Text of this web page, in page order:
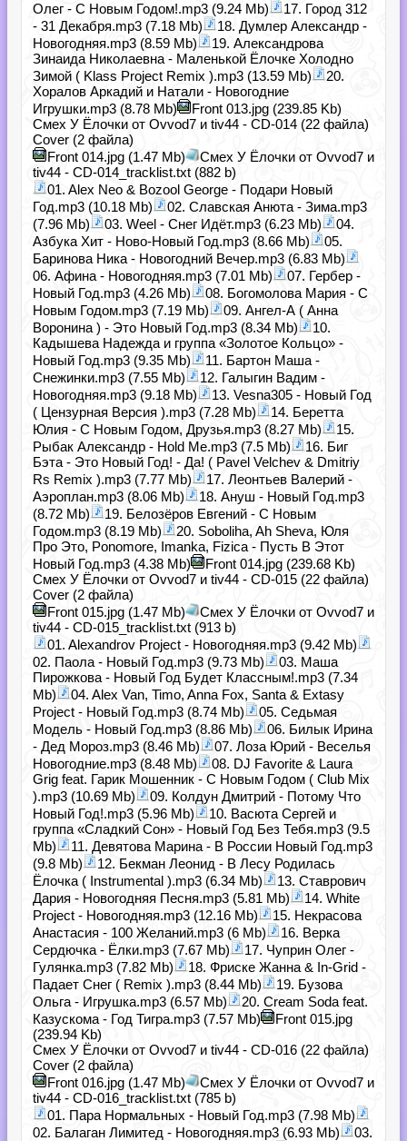
Олег - С Новым Годом!.mp3 (9.24 Mb)
17. Город 312
- 31 Декабря.mp3 (7.18 Mb)
18. Думлер Александр -
Новогодняя.mp3 (8.59 Mb)
19. Александрова
Зинаида Николаевна - Маленькой Ёлочке Холодно
Зимой ( Klass Project Remix ).mp3 (13.59 Mb)
20.
Хоралов Аркадий и Натали - Новогодние
Игрушки.mp3 (8.78 Mb)
Front 013.jpg (239.85 Kb)
Смех У Ёлочки от Ovvod7 и tiv44 - CD-014 (22 файла)
Cover (2 файла)
Front 014.jpg (1.47 Mb)
Смех У Ёлочки от Ovvod7 и
tiv44 - CD-014_tracklist.txt (882 b)
01. Alex Neo & Bozool George - Подари Новый
Год.mp3 (10.18 Mb)
02. Славская Анюта - Зима.mp3
(7.96 Mb)
03. Weel - Снег Идёт.mp3 (6.23 Mb)
04.
Азбука Хит - Ново-Новый Год.mp3 (8.66 Mb)
05.
Баринова Ника - Новогодний Вечер.mp3 (6.83 Mb)
06. Афина - Новогодняя.mp3 (7.01 Mb)
07. Гербер -
Новый Год.mp3 (4.26 Mb)
08. Богомолова Мария - С
Новым Годом.mp3 (7.19 Mb)
09. Ангел-А ( Анна
Воронина ) - Это Новый Год.mp3 (8.34 Mb)
10.
Кадышева Надежда и группа «Золотое Кольцо» -
Новый Год.mp3 (9.35 Mb)
11. Бартон Маша -
Снежинки.mp3 (7.55 Mb)
12. Галыгин Вадим -
Новогодняя.mp3 (9.18 Mb)
13. Vesna305 - Новый Год
( Цензурная Версия ).mp3 (7.28 Mb)
14. Беретта
Юлия - С Новым Годом, Друзья.mp3 (8.27 Mb)
15.
Рыбак Александр - Hold Me.mp3 (7.5 Mb)
16. Биг
Бэта - Это Новый Год! - Да! ( Pavel Velchev & Dmitriy
Rs Remix ).mp3 (7.77 Mb)
17. Леонтьев Валерий -
Аэроплан.mp3 (8.06 Mb)
18. Ануш - Новый Год.mp3
(8.72 Mb)
19. Белозёров Евгений - С Новым
Годом.mp3 (8.19 Mb)
20. Soboliha, Ah Sheva, Юля
Про Это, Ponomore, Imanka, Fizica - Пусть В Этот
Новый Год.mp3 (4.38 Mb)
Front 014.jpg (239.68 Kb)
Смех У Ёлочки от Ovvod7 и tiv44 - CD-015 (22 файла)
Cover (2 файла)
Front 015.jpg (1.47 Mb)
Смех У Ёлочки от Ovvod7 и
tiv44 - CD-015_tracklist.txt (913 b)
01. Alexandrov Project - Новогодняя.mp3 (9.42 Mb)
02. Паола - Новый Год.mp3 (9.73 Mb)
03. Маша
Пирожкова - Новый Год Будет Классным!.mp3 (7.34
Mb)
04. Alex Van, Timo, Anna Fox, Santa & Extasy
Project - Новый Год.mp3 (8.74 Mb)
05. Седьмая
Модель - Новый Год.mp3 (8.86 Mb)
06. Билык Ирина
- Дед Мороз.mp3 (8.46 Mb)
07. Лоза Юрий - Веселья
Новогодние.mp3 (8.48 Mb)
08. DJ Favorite & Laura
Grig feat. Гарик Мошенник - С Новым Годом ( Club Mix
).mp3 (10.69 Mb)
09. Колдун Дмитрий - Потому Что
Новый Год!.mp3 (5.96 Mb)
10. Васюта Сергей и
группа «Сладкий Сон» - Новый Год Без Тебя.mp3 (9.5
Mb)
11. Девятова Марина - В России Новый Год.mp3
(9.8 Mb)
12. Бекман Леонид - В Лесу Родилась
Ёлочка ( Instrumental ).mp3 (6.34 Mb)
13. Ставрович
Дария - Новогодняя Песня.mp3 (5.81 Mb)
14. White
Project - Новогодняя.mp3 (12.16 Mb)
15. Некрасова
Анастасия - 100 Желаний.mp3 (6 Mb)
16. Верка
Сердючка - Ёлки.mp3 (7.67 Mb)
17. Чуприн Олег -
Гулянка.mp3 (7.82 Mb)
18. Фриске Жанна & In-Grid -
Падает Снег ( Remix ).mp3 (8.44 Mb)
19. Бузова
Ольга - Игрушка.mp3 (6.57 Mb)
20. Cream Soda feat.
Казускома - Год Тигра.mp3 (7.57 Mb)
Front 015.jpg
(239.94 Kb)
Смех У Ёлочки от Ovvod7 и tiv44 - CD-016 (22 файла)
Cover (2 файла)
Front 016.jpg (1.47 Mb)
Смех У Ёлочки от Ovvod7 и
tiv44 - CD-016_tracklist.txt (785 b)
01. Пара Нормальных - Новый Год.mp3 (7.98 Mb)
02. Балаган Лимитед - Новогодняя.mp3 (6.93 Mb)
03.